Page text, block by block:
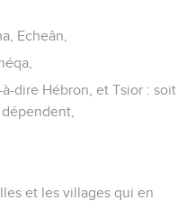
Echeân,
dire Hébron, et Tsior : soit
et les villages qui en